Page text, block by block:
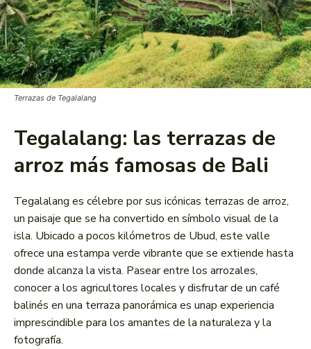
Terrazas de Tegalalang
Tegalalang: las terrazas de
arroz más famosas de Bali
Tegalalang es célebre por sus icónicas terrazas de arroz,
un paisaje que se ha convertido en símbolo visual de la
isla. Ubicado a pocos kilómetros de Ubud, este valle
ofrece una estampa verde vibrante que se extiende hasta
donde alcanza la vista. Pasear entre los arrozales,
conocer a los agricultores locales y disfrutar de un café
balinés en una terraza panorámica es unap experiencia
imprescindible para los amantes de la naturaleza y la
fotografía.